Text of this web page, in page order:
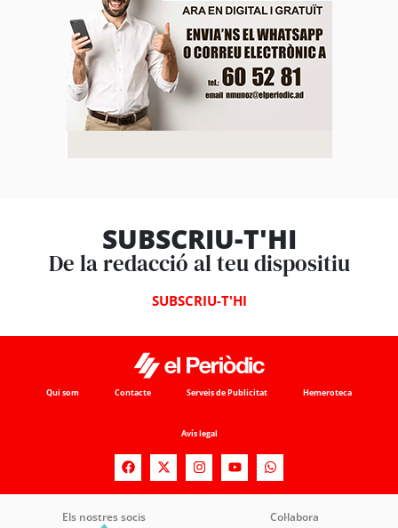
SUBSCRIU-T'HI
De la redacció al teu dispositiu
SUBSCRIU-T'HI
Qui som Contacte Serveis de Publicitat Hemeroteca
Avís legal
Els nostres socis Col·labora